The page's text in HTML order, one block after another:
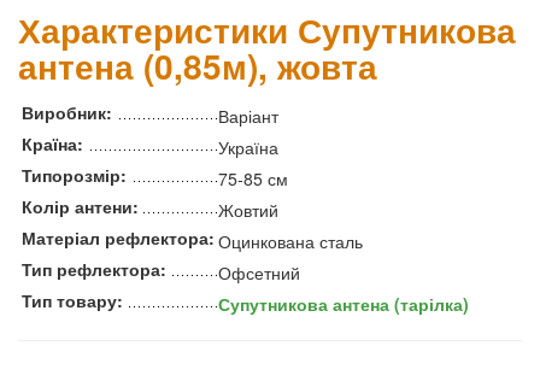
Характеристики Супутникова
антена (0,85м), жовта
Виробник:
Варіант
Країна:
Україна
Типорозмір:
75-85 см
Колір антени:
Жовтий
Матеріал рефлектора: Оцинкована сталь
Тип рефлектора:
Офсетний
Тип товару:
Супутникова антена (тарілка)